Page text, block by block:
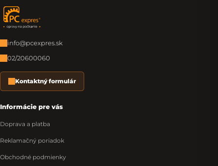
Zápätie
info@pcexpres.sk
02/20600060
Kontaktný formulár
Informácie pre vás
Doprava a platba
Reklamačný poriadok
Obchodné podmienky